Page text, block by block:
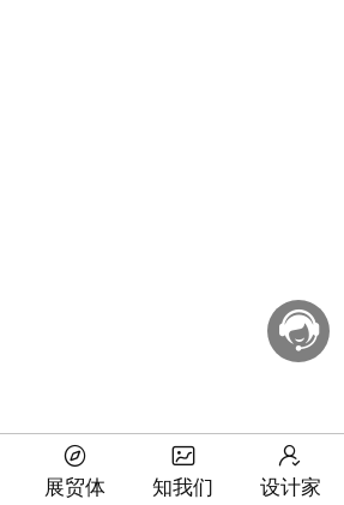
展贸体 知我们 设计家